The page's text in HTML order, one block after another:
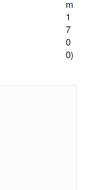
m
1
7
0
0)